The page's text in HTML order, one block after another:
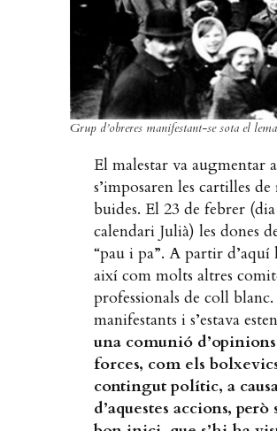
Grup d’obreres manifestant-se sota el
El malestar va augmentar
s’imposaren les cartilles
buides. El 23 de febrer
calendari Julià) les dones
“pau i pa”. A partir d’aquí
així com molts altres
professionals de coll
manifestants i s’estava
una comunió d
forces, com els
contingut polític, a
d’aquestes accions, però